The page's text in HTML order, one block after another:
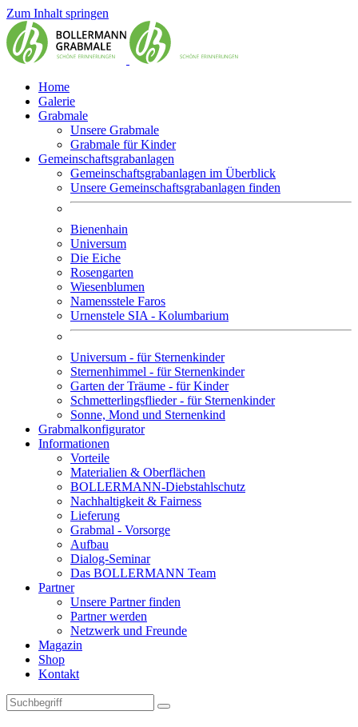
Zum Inhalt springen
Home
Galerie
Grabmale
Unsere Grabmale
Grabmale für Kinder
Gemeinschaftsgrabanlagen
Gemeinschaftsgrabanlagen im Überblick
Unsere Gemeinschaftsgrabanlagen finden
Bienenhain
Universum
Die Eiche
Rosengarten
Wiesenblumen
Namensstele Faros
Urnenstele SIA - Kolumbarium
Universum - für Sternenkinder
Sternenhimmel - für Sternenkinder
Garten der Träume - für Kinder
Schmetterlingsflieder - für Sternenkinder
Sonne, Mond und Sternenkind
Grabmalkonfigurator
Informationen
Vorteile
Materialien & Oberflächen
BOLLERMANN-Diebstahlschutz
Nachhaltigkeit & Fairness
Lieferung
Grabmal - Vorsorge
Aufbau
Dialog-Seminar
Das BOLLERMANN Team
Partner
Unsere Partner finden
Partner werden
Netzwerk und Freunde
Magazin
Shop
Kontakt